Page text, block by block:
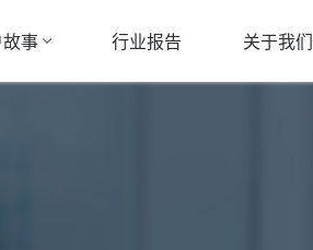
事 行业报告 关于我们